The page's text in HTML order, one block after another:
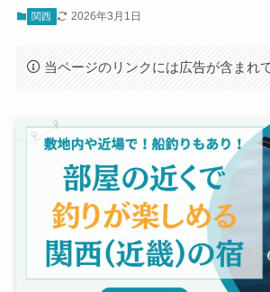
関西 2026年3月1日
当ページのリンクには広告が含まれ